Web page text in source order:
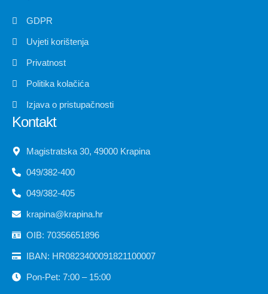
GDPR
Uvjeti korištenja
Privatnost
Politika kolačića
Izjava o pristupačnosti
Kontakt
Magistratska 30, 49000 Krapina
049/382-400
049/382-405
krapina@krapina.hr
OIB: 70356651896
IBAN: HR0823400091821100007
Pon-Pet: 7:00 – 15:00